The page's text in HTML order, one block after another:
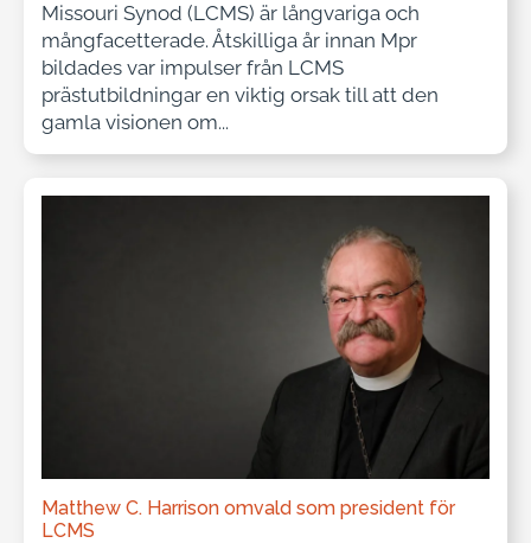
Missouri Synod (LCMS) är långvariga och
mångfacetterade. Åtskilliga år innan Mpr
bildades var impulser från LCMS
prästutbildningar en viktig orsak till att den
gamla visionen om...
Matthew C. Harrison omvald som president för
LCMS